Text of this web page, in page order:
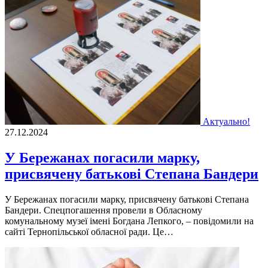
Актуально!
27.12.2024
У Бережанах погасили марку,
присвячену батькові Степана Бандери
У Бережанах погасили марку, присвячену батькові Степана
Бандери. Спецпогашення провели в Обласному
комунальному музеї імені Богдана Лепкого, – повідомили на
сайті Тернопільської обласної ради. Це…